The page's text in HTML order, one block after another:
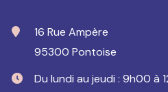
16 Rue Ampère
95300 Pontoise
Du lundi au jeudi : 9h00 à